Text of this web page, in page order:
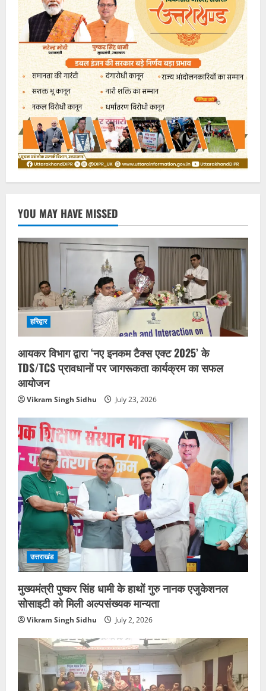
YOU MAY HAVE MISSED
हरिद्वार
आयकर विभाग द्वारा ‘नए इनकम टैक्स एक्ट 2025’ के
TDS/TCS प्रावधानों पर जागरूकता कार्यक्रम का सफल
आयोजन
Vikram Singh Sidhu July 23, 2026
उत्तराखंड
मुख्यमंत्री पुष्कर सिंह धामी के हाथों गुरु नानक एजुकेशनल
सोसाइटी को मिली अल्पसंख्यक मान्यता
Vikram Singh Sidhu July 2, 2026